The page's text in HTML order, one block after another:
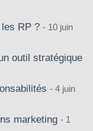
RP ?
10 juin
outil stratégique
4 juin
marketing
1